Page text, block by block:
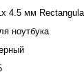
4.5 мм
ноутбука